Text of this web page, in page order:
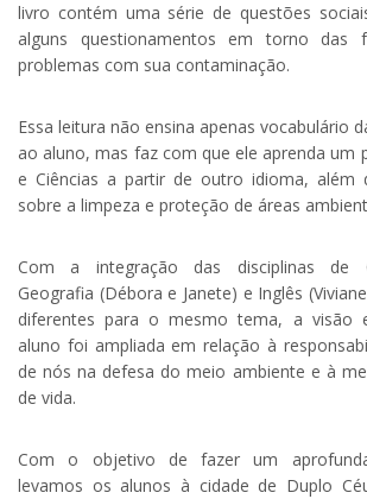
livro contém uma série de questões
alguns questionamentos em torno das
problemas com sua contaminação.
Essa leitura não ensina apenas vocabulário
ao aluno, mas faz com que ele aprenda um
e Ciências a partir de outro idioma, além
sobre a limpeza e proteção de áreas
Com a integração das disciplinas de
Geografia (Débora e Janete) e Inglês
diferentes para o mesmo tema, a visão
aluno foi ampliada em relação à
de nós na defesa do meio ambiente e à
de vida.
Com o objetivo de fazer um
levamos os alunos à cidade de Duplo